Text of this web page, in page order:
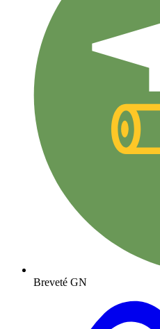
Breveté GN